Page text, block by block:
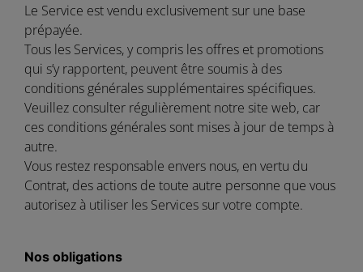
Le Service est vendu exclusivement sur une base
prépayée.
Tous les Services, y compris les offres et promotions
qui s’y rapportent, peuvent être soumis à des
conditions générales supplémentaires spécifiques.
Veuillez consulter régulièrement notre site web, car
ces conditions générales sont mises à jour de temps à
autre.
Vous restez responsable envers nous, en vertu du
Contrat, des actions de toute autre personne que vous
autorisez à utiliser les Services sur votre compte.
Nos obligations